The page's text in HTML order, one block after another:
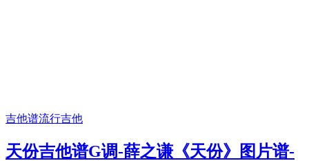
吉他谱流行吉他
天份吉他谱G调-薛之谦《天份》图片谱-